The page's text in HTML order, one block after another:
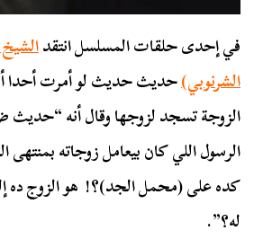
في إحدى حلقات المسلسل انتقد
الشرنوبي)حديث حديث لو أمرت أحدا
الزوجة تسجد لزوجها وقال أنه “حديث
الرسول اللي كان بيعامل زوجاته بمنتهى
كده على (محمل الجد)؟! هو الزوج ده
له؟”.